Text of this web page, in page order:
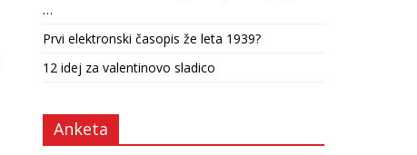
…
Prvi elektronski časopis že leta 1939?
12 idej za valentinovo sladico
Anketa